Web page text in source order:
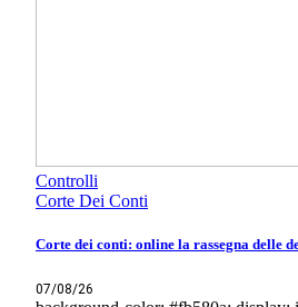
Controlli
Corte Dei Conti
Corte dei conti: online la rassegna delle
07/08/26